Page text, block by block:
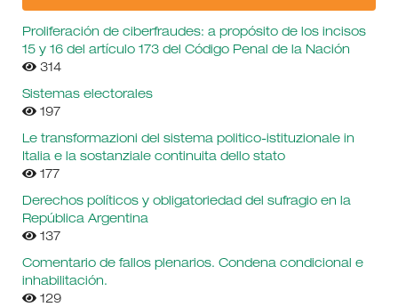
Proliferación de ciberfraudes: a propósito de los incisos
15 y 16 del artículo 173 del Código Penal de la Nación
314
Sistemas electorales
197
Le transformazioni del sistema politico-istituzionale in
Italia e la sostanziale continuita dello stato
177
Derechos políticos y obligatoriedad del sufragio en la
República Argentina
137
Comentario de fallos plenarios. Condena condicional e
inhabilitación.
129